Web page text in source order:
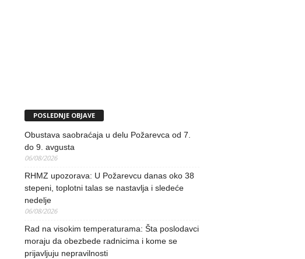
POSLEDNJE OBJAVE
Obustava saobraćaja u delu Požarevca od 7.
do 9. avgusta
06/08/2026
RHMZ upozorava: U Požarevcu danas oko 38
stepeni, toplotni talas se nastavlja i sledeće
nedelje
06/08/2026
Rad na visokim temperaturama: Šta poslodavci
moraju da obezbede radnicima i kome se
prijavljuju nepravilnosti